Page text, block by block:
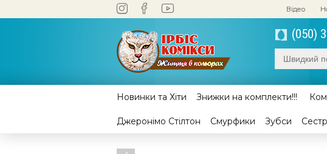
Відео
(050)
Новинки та Хіти Знижки на комплекти!!!
Джеронімо Стілтон Смурфики Зубси